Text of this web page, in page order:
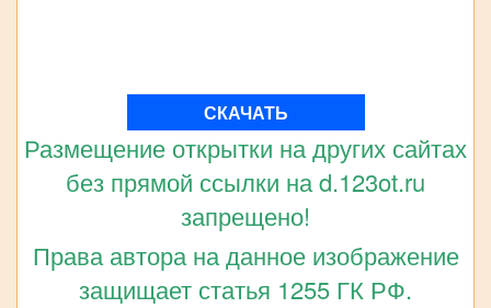
СКАЧАТЬ
Размещение открытки на других сайтах
без прямой ссылки на d.123ot.ru
запрещено!
Права автора на данное изображение
защищает статья 1255 ГК РФ.